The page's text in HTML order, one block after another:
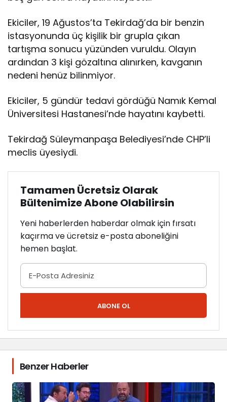
Ekiciler, 19 Ağustos’ta Tekirdağ’da bir benzin
istasyonunda üç kişilik bir grupla çıkan
tartışma sonucu yüzünden vuruldu. Olayın
ardından 3 kişi gözaltına alınırken, kavganın
nedeni henüz bilinmiyor.
Ekiciler, 5 gündür tedavi gördüğü Namık Kemal
Üniversitesi Hastanesi’nde hayatını kaybetti.
Tekirdağ Süleymanpaşa Belediyesi’nde CHP’li
meclis üyesiydi.
Tamamen Ücretsiz Olarak
Bültenimize Abone Olabilirsin
Yeni haberlerden haberdar olmak için fırsatı
kaçırma ve ücretsiz e-posta aboneliğini
hemen başlat.
ABONE OL
Benzer Haberler